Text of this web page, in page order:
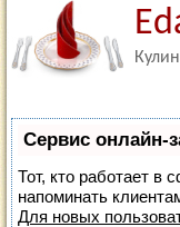
Сервис онлайн-
Тот, кто работает в
напоминать
Для новых